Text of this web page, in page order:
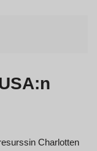
Charlotten